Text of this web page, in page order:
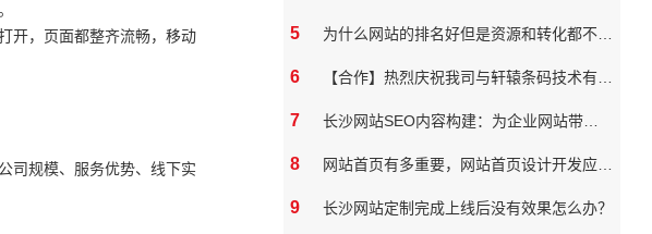
开，页面都整齐流畅，移动
司规模、服务优势、线下实
5
6
7
8
9 长沙网站定制完成上线后没有效果怎么办？